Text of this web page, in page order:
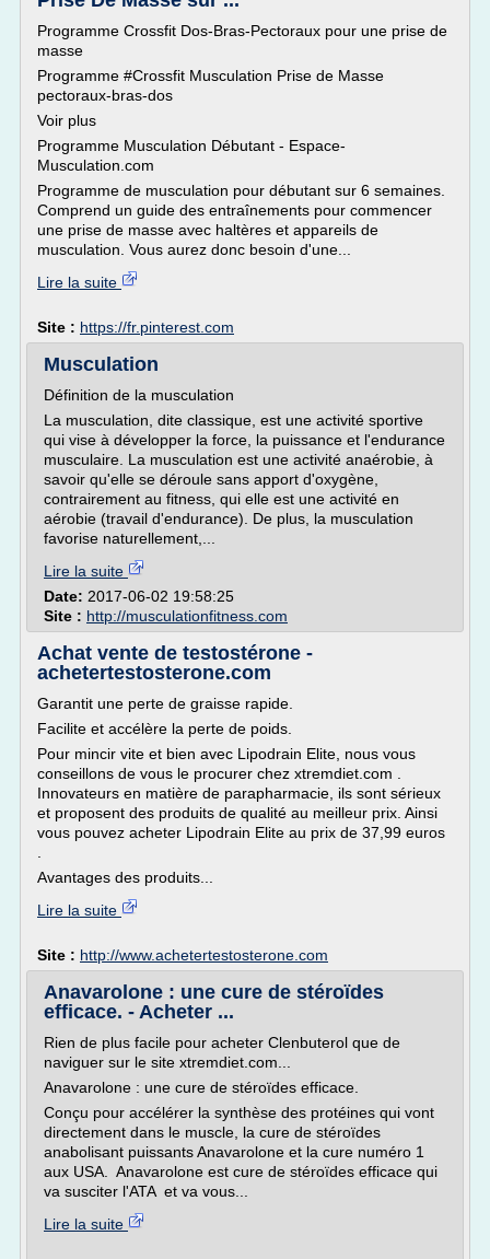
Programme Crossfit Dos-Bras-Pectoraux pour une prise de
masse
Programme #Crossfit Musculation Prise de Masse
pectoraux-bras-dos
Voir plus
Programme Musculation Débutant - Espace-
Musculation.com
Programme de musculation pour débutant sur 6 semaines.
Comprend un guide des entraînements pour commencer
une prise de masse avec haltères et appareils de
musculation. Vous aurez donc besoin d'une...
Lire la suite
Site : https://fr.pinterest.com
Musculation
Définition de la musculation
La musculation, dite classique, est une activité sportive
qui vise à développer la force, la puissance et l'endurance
musculaire. La musculation est une activité anaérobie, à
savoir qu'elle se déroule sans apport d'oxygène,
contrairement au fitness, qui elle est une activité en
aérobie (travail d'endurance). De plus, la musculation
favorise naturellement,...
Lire la suite
Date: 2017-06-02 19:58:25
Site : http://musculationfitness.com
Achat vente de testostérone -
achetertestosterone.com
Garantit une perte de graisse rapide.
Facilite et accélère la perte de poids.
Pour mincir vite et bien avec Lipodrain Elite, nous vous
conseillons de vous le procurer chez xtremdiet.com .
Innovateurs en matière de parapharmacie, ils sont sérieux
et proposent des produits de qualité au meilleur prix. Ainsi
vous pouvez acheter Lipodrain Elite au prix de 37,99 euros
Avantages des produits...
Lire la suite
Site : http://www.achetertestosterone.com
Anavarolone : une cure de stéroïdes
efficace. - Acheter ...
Rien de plus facile pour acheter Clenbuterol que de
naviguer sur le site xtremdiet.com...
Anavarolone : une cure de stéroïdes efficace.
Conçu pour accélérer la synthèse des protéines qui vont
directement dans le muscle, la cure de stéroïdes
anabolisant puissants Anavarolone et la cure numéro 1
aux USA. Anavarolone est cure de stéroïdes efficace qui
va susciter l'ATA et va vous...
Lire la suite